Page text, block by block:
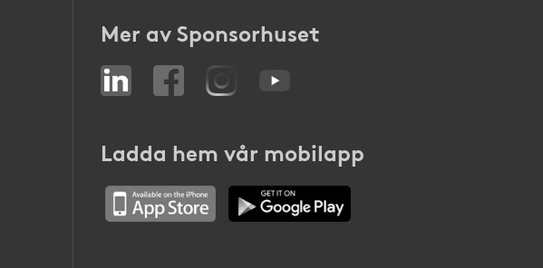
Mer av Sponsorhuset
Ladda hem vår mobilapp